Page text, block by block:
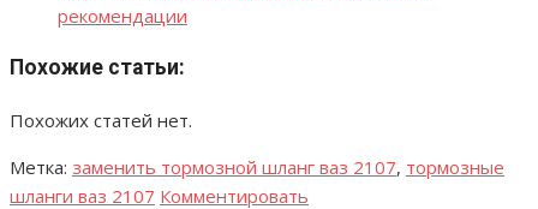
рекомендации
Похожие статьи:
Похожих статей нет.
Метка: заменить тормозной шланг ваз 2107, тормозные
шланги ваз 2107 Комментировать